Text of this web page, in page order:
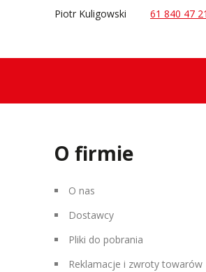
Piotr Kuligowski
61 840 47 21
O firmie
O nas
Dostawcy
Pliki do pobrania
Reklamacje i zwroty towarów